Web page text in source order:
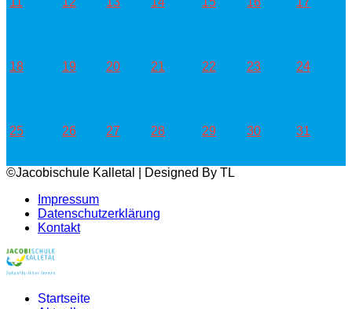
18 19 20 21 22 23 24
25 26 27 28 29 30 31
©Jacobischule Kalletal | Designed By TL
Impressum
Datenschutzerklärung
Kontakt
Startseite